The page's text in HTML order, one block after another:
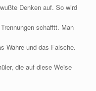
Denken auf. So wird
schafftt. Man
Wahre und das Falsche.
die auf diese Weise